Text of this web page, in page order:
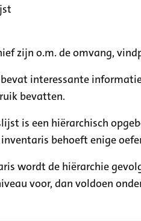
zijn o.m. de omvang,
interessante
bevatten.
is een hiërarchisch
behoeft enige
wordt de hiërarchie
voor, dan voldoen